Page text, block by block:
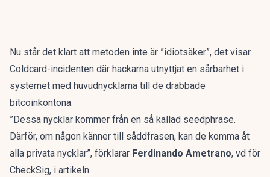
Nu står det klart att metoden inte är ”idiotsäker”, det visar
Coldcard-incidenten där hackarna utnyttjat en sårbarhet i
systemet med huvudnycklarna till de drabbade
bitcoinkontona.
”Dessa nycklar kommer från en så kallad seedphrase.
Därför, om någon känner till såddfrasen, kan de komma åt
alla privata nycklar”, förklarar Ferdinando Ametrano, vd för
CheckSig, i artikeln.